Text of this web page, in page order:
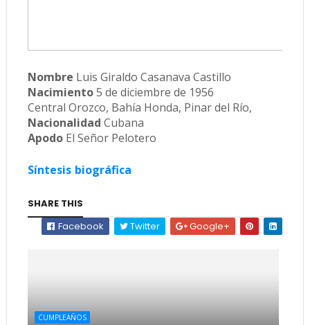
Nombre Luis Giraldo Casanava Castillo
Nacimiento5 de diciembre de 1956
Central Orozco, Bahía Honda, Pinar del Río,
Nacionalidad Cubana
ApodoEl Señor Pelotero
Síntesis biográfica
SHARE THIS
Facebook
Twitter Google+
CUMPLEAÑOS